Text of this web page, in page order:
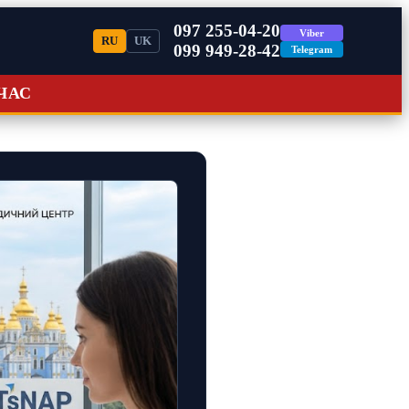
RU UK
097 255-04-20
099 949-28-42
Viber
Telegram